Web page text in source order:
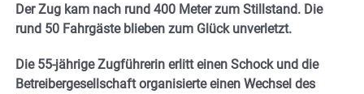
Der Zug kam nach rund 400 Meter zum Stillstand. Die
rund 50 Fahrgäste blieben zum Glück unverletzt.
Die 55-jährige Zugführerin erlitt einen Schock und die
Betreibergesellschaft organisierte einen Wechsel des